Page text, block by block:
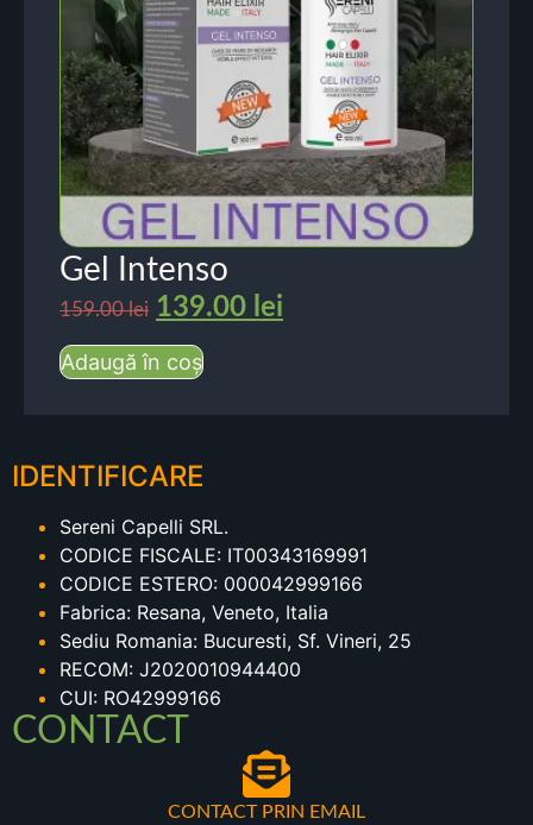
Gel Intenso
159.00lei 139.00 lei
Adaugă în coș
IDENTIFICARE
Sereni Capelli SRL.
CODICE FISCALE: IT00343169991
CODICE ESTERO: 000042999166
Fabrica: Resana, Veneto, Italia
Sediu Romania: Bucuresti, Sf. Vineri, 25
RECOM: J2020010944400
CUI: RO42999166
CONTACT
CONTACT PRIN EMAIL